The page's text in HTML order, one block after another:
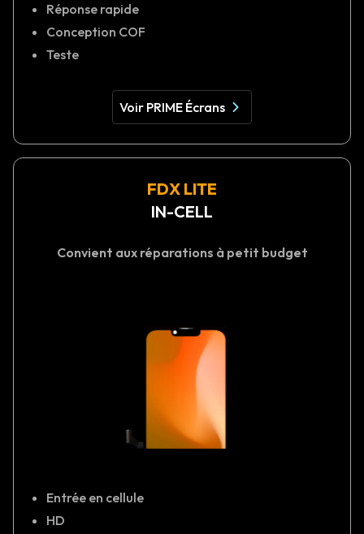
Réponse rapide
Conception COF
Teste
Voir PRIME Écrans
FDX LITE
IN-CELL
Convient aux réparations à petit budget
Entrée en cellule
HD